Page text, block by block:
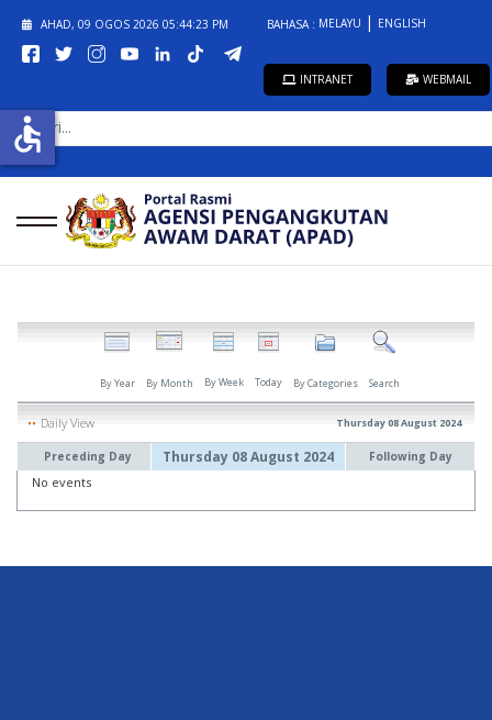
AHAD, 09 OGOS 2026 05:44:23 PM BAHASA : MELAYU ENGLISH
INTRANET WEBMAIL
CARI...
By Year By Month By Week Today By Categories Search
Daily View Thursday 08 August 2024
Preceding Day Thursday 08 August 2024 Following Day
No events
accessible